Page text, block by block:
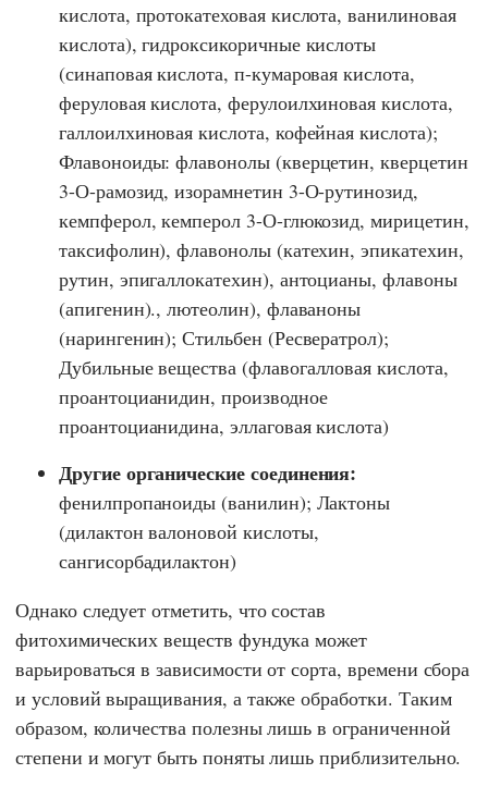
кислота, протокатеховая кислота, ванилиновая
кислота), гидроксикоричные кислоты
(синаповая кислота, п-кумаровая кислота,
феруловая кислота, ферулоилхиновая кислота,
галлоилхиновая кислота, кофейная кислота);
Флавоноиды: флавонолы (кверцетин, кверцетин
3-О-рамозид, изорамнетин 3-О-рутинозид,
кемпферол, кемперол 3-О-глюкозид, мирицетин,
таксифолин), флавонолы (катехин, эпикатехин,
рутин, эпигаллокатехин), антоцианы, флавоны
(апигенин)., лютеолин), флаваноны
(нарингенин); Стильбен (Ресвератрол);
Дубильные вещества (флавогалловая кислота,
проантоцианидин, производное
проантоцианидина, эллаговая кислота)
Другие органические соединения:
фенилпропаноиды (ванилин); Лактоны
(дилактон валоновой кислоты,
сангисорбадилактон)
Однако следует отметить, что состав
фитохимических веществ фундука может
варьироваться в зависимости от сорта, времени сбора
и условий выращивания, а также обработки. Таким
образом, количества полезны лишь в ограниченной
степени и могут быть поняты лишь приблизительно.